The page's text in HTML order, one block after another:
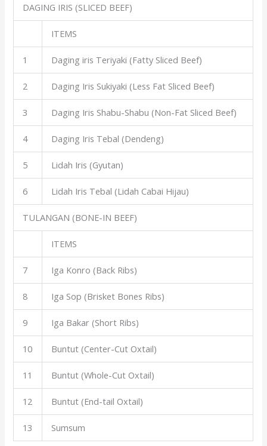
DAGING IRIS (SLICED BEEF)
ITEMS
1 Daging iris Teriyaki (Fatty Sliced Beef)
2 Daging Iris Sukiyaki (Less Fat Sliced Beef)
3 Daging Iris Shabu-Shabu (Non-Fat Sliced Beef)
4 Daging Iris Tebal (Dendeng)
5 Lidah Iris (Gyutan)
6 Lidah Iris Tebal (Lidah Cabai Hijau)
TULANGAN (BONE-IN BEEF)
ITEMS
7 Iga Konro (Back Ribs)
8 Iga Sop (Brisket Bones Ribs)
9 Iga Bakar (Short Ribs)
10 Buntut (Center-Cut Oxtail)
11 Buntut (Whole-Cut Oxtail)
12 Buntut (End-tail Oxtail)
13 Sumsum